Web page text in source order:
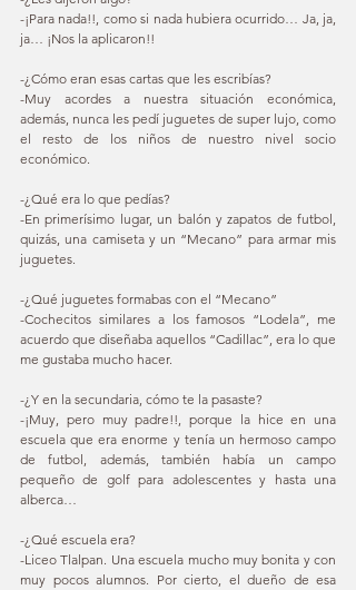
-¡Para nada!!, como si nada hubiera ocurrido… Ja, ja,
ja… ¡Nos la aplicaron!!
-¿Cómo eran esas cartas que les escribías?
-Muy acordes a nuestra situación económica,
además, nunca les pedí juguetes de super lujo, como
el resto de los niños de nuestro nivel socio
económico.
-¿Qué era lo que pedías?
-En primerísimo lugar, un balón y zapatos de futbol,
quizás, una camiseta y un “Mecano” para armar mis
juguetes.
-¿Qué juguetes formabas con el “Mecano”
-Cochecitos similares a los famosos “Lodela”, me
acuerdo que diseñaba aquellos “Cadillac”, era lo que
me gustaba mucho hacer.
-¿Y en la secundaria, cómo te la pasaste?
-¡Muy, pero muy padre!!, porque la hice en una
escuela que era enorme y tenía un hermoso campo
de futbol, además, también había un campo
pequeño de golf para adolescentes y hasta una
alberca…
-¿Qué escuela era?
-Liceo Tlalpan. Una escuela mucho muy bonita y con
muy pocos alumnos. Por cierto, el dueño de esa